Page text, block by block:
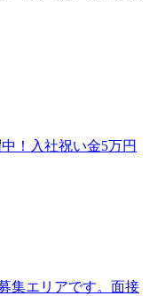
！入社祝い金5万円
集エリアです。面接